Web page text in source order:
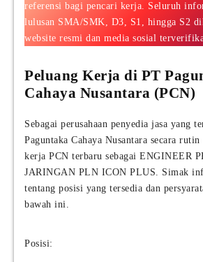
referensi bagi pencari kerja. Seluruh
lulusan SMA/SMK, D3, S1, hingga S2
website resmi dan media sosial
Peluang Kerja di PT
Cahaya Nusantara (PCN)
Sebagai perusahaan penyedia jasa yang
Paguntaka Cahaya Nusantara secara
kerja PCN terbaru sebagai ENGINEER
JARINGAN PLN ICON PLUS. Simak
tentang posisi yang tersedia dan
bawah ini.
Posisi: